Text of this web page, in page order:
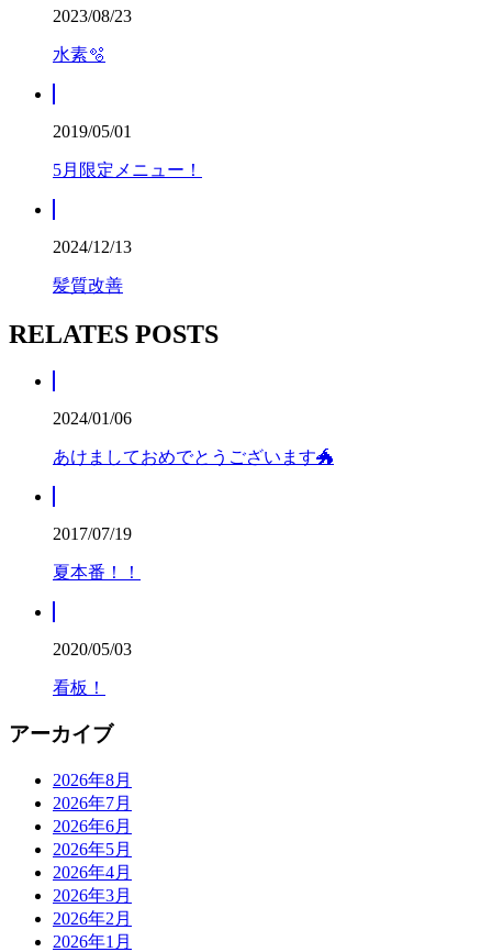
2023/08/23
水素🫧
2019/05/01
5月限定メニュー！
2024/12/13
髪質改善
RELATES POSTS
2024/01/06
あけましておめでとうございます🐲
2017/07/19
夏本番！！
2020/05/03
看板！
アーカイブ
2026年8月
2026年7月
2026年6月
2026年5月
2026年4月
2026年3月
2026年2月
2026年1月